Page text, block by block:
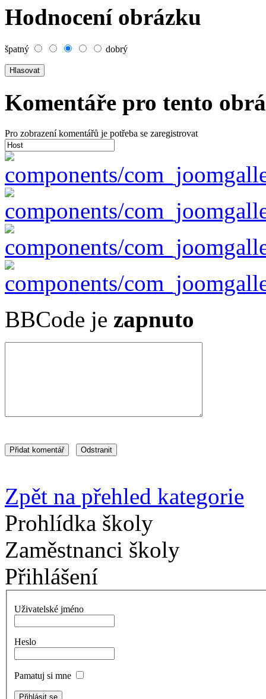
Hodnocení obrázku
špatný dobrý
Komentáře pro tento
Pro zobrazení komentářů je potřeba se zaregistrovat
BBCode je zapnuto
Zpět na přehled kategorie
Prohlídka školy
Zaměstnanci školy
Přihlášení
Uživatelské jméno
Heslo
Pamatuj si mne